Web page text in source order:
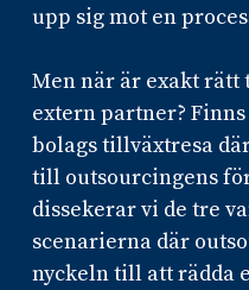
upp sig mot en
Men när är exakt
extern partner?
bolags tillväxtresa
till outsourcingens
dissekerar vi de tre
scenarierna där
nyckeln till att rädda